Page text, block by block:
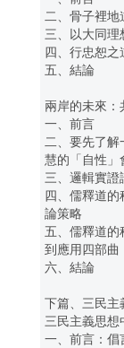
二、骨子裡地
三、以大同理
四、行忠恕
五、結論
兩岸的未來：
一、前言
二、要先了解
慧的「自性」
三、邏輯實證
四、儒釋道
論策略
五、儒釋道
到應用四部曲
六、結論
下篇、三民主
三民主義思想
一、前言：倡